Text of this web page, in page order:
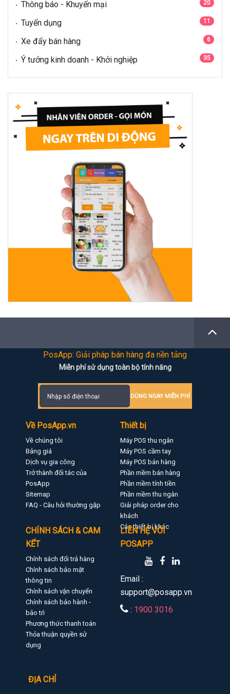
Thông báo - Khuyến mại 20
Tuyển dụng 11
Xe đẩy bán hàng 6
Ý tưởng kinh doanh - Khởi nghiệp 35
PosApp: Giải pháp bán hàng đa nền tảng
Miễn phí sử dụng toàn bộ tính năng
DÙNG NGAY MIỄN PHÍ
Về PosApp.vn
Về chúng tôi
Bảng giá
Dịch vụ gia công
Trở thành đối tác của
PosApp
Sitemap
FAQ - Câu hỏi thường gặp
Thiết bị
Máy POS thu ngân
Máy POS cầm tay
Máy POS bán hàng
Phần mềm bán hàng
Phần mềm tính tiền
Phần mềm thu ngân
Giải pháp order cho
khách
Các thiết bị khác
CHÍNH SÁCH & CAM
KẾT
Chính sách đổi trả hàng
Chính sách bảo mật
thông tin
Chính sách vận chuyển
Chính sách bảo hành -
bảo trì
Phương thức thanh toán
Thỏa thuận quyền sử
dụng
LIÊN HỆ VỚI
POSAPP
Email :
support@posapp.vn
: 1900 3016
ĐỊA CHỈ